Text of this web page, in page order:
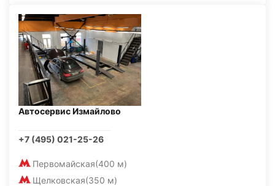
Автосервис Измайлово
+7 (495) 021-25-26
Первомайская(400 м)
Щелковская(350 м)